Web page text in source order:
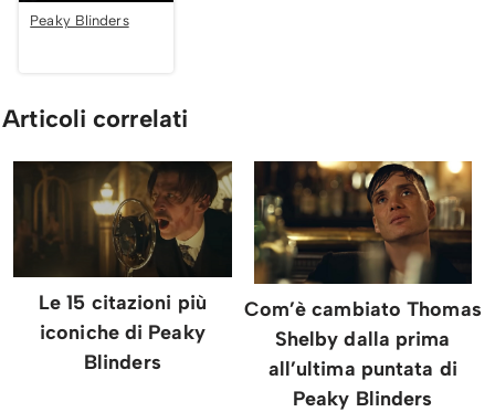
Peaky Blinders
Articoli correlati
Le 15 citazioni più
iconiche di Peaky
Blinders
Com’è cambiato Thomas
Shelby dalla prima
all’ultima puntata di
Peaky Blinders